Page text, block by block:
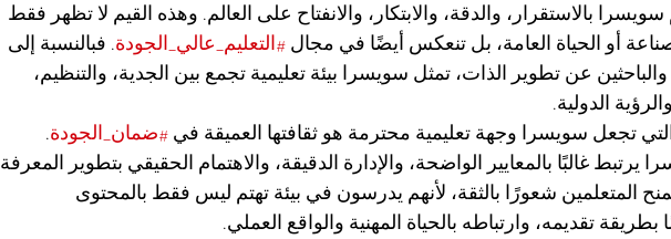
بالاستقرار، والدقة، والابتكار، والانفتاح على العالم. وهذه القيم لا تظهر فقط
أو الحياة العامة، بل تنعكس أيضًا في مجال #التعليم_عالي_الجودة. فبالنسبة إلى
عن تطوير الذات، تمثل سويسرا بيئة تعليمية تجمع بين الجدية، والتنظيم،
الدولية.
تجعل سويسرا وجهة تعليمية محترمة هو ثقافتها العميقة في #ضمان_الجودة.
يرتبط غالبًا بالمعايير الواضحة، والإدارة الدقيقة، والاهتمام الحقيقي بتطوير المعرفة
المتعلمين شعورًا بالثقة، لأنهم يدرسون في بيئة تهتم ليس فقط بالمحتوى
بطريقة تقديمه، وارتباطه بالحياة المهنية والواقع العملي.